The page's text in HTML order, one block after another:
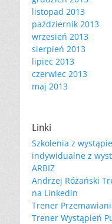
listopad 2013
październik 2013
wrzesień 2013
sierpień 2013
lipiec 2013
czerwiec 2013
maj 2013
Linki
Szkolenia z
indywidualne z
ARBIZ
Andrzej Różański
na Linkedin
Trener
Trener Wystąpień